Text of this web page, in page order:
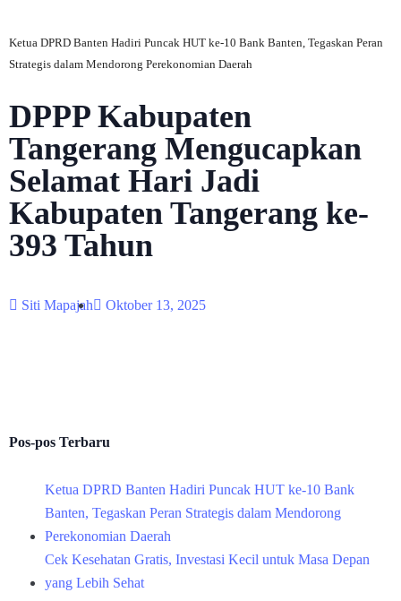
Ketua DPRD Banten Hadiri Puncak HUT ke-10 Bank Banten, Tegaskan Peran
Strategis dalam Mendorong Perekonomian Daerah
DPPP Kabupaten
Tangerang Mengucapkan
Selamat Hari Jadi
Kabupaten Tangerang ke-
393 Tahun
Siti Mapajah Oktober 13, 2025
Pos-pos Terbaru
Ketua DPRD Banten Hadiri Puncak HUT ke-10 Bank
Banten, Tegaskan Peran Strategis dalam Mendorong
Perekonomian Daerah
Cek Kesehatan Gratis, Investasi Kecil untuk Masa Depan
yang Lebih Sehat